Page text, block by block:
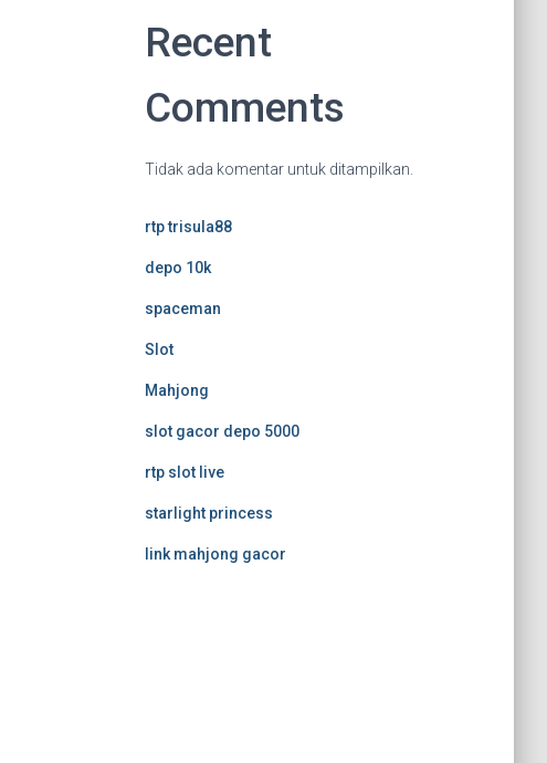
Recent
Comments
Tidak ada komentar untuk ditampilkan.
rtp trisula88
depo 10k
spaceman
Slot
Mahjong
slot gacor depo 5000
rtp slot live
starlight princess
link mahjong gacor